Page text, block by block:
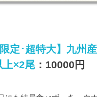
限定･超特大】九州
×2尾：10000円